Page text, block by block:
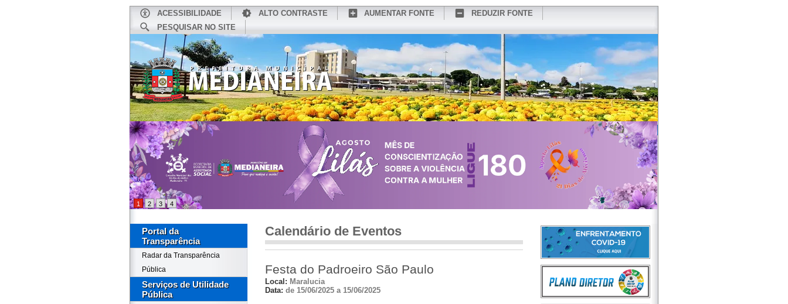
ACESSIBILIDADE ALTO CONTRASTE AUMENTAR FONTE
REDUZIR FONTE
PESQUISAR NO SITE
CONHEÇA MEDIANEIRA REDES SOCIAIS WEBMAIL
1 2 3 4
Portal da
Transparência
Radar da Transparência
Pública
Serviços de Utilidade
Pública
Calendário de Eventos
Festa do Padroeiro São Paulo
Local: Maralucia
Data: de 15/06/2025 a 15/06/2025